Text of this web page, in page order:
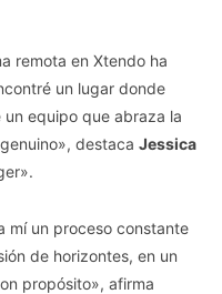
on theIAB’s List of
disclose it to other
my
remota en Xtendo ha
un lugar donde
equipo que abraza la
destaca Jessica
mí un proceso constante
de horizontes, en un
propósito», afirma